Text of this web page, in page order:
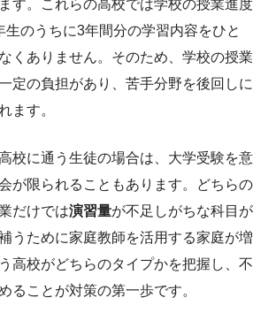
す。これらの高校では学校の授業進度
のうちに3年間分の学習内容をひと
くありません。そのため、学校の授業
定の負担があり、苦手分野を後回しに
ます。
校に通う生徒の場合は、大学受験を意
が限られることもあります。どちらの
だけでは演習量が不足しがちな科目が
うために家庭教師を活用する家庭が増
高校がどちらのタイプかを把握し、不
ることが対策の第一歩です。